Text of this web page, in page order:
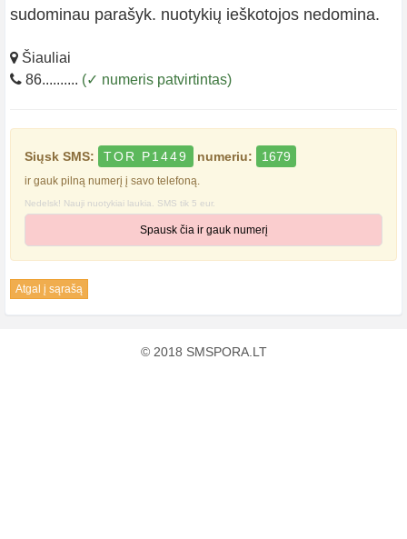
sudominau parašyk. nuotykių ieškotojos nedomina.
Šiauliai
86.......... (✓ numeris patvirtintas)
Siųsk SMS: TOR P1449 numeriu: 1679
ir gauk pilną numerį į savo telefoną.
Nedelsk! Nauji nuotykiai laukia. SMS tik 5 eur.
Spausk čia ir gauk numerį
Atgal į sąrašą
© 2018 SMSPORA.LT